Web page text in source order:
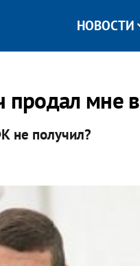
НОВОСТИ
мне
не получил?